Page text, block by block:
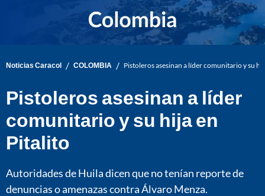
Noticias Caracol / COLOMBIA / Pistoleros asesinan a líder comunitario y su
Pistoleros asesinan a líder
comunitario y su hija en
Pitalito
Autoridades de Huila dicen que no tenían reporte de
denuncias o amenazas contra Álvaro Menza.